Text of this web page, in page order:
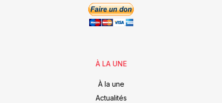
À LA UNE
À la une
Actualités